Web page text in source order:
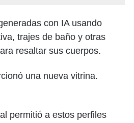
con IA usando
trajes de baño y otras
resaltar sus cuerpos.
una nueva vitrina.
permitió a estos perfiles